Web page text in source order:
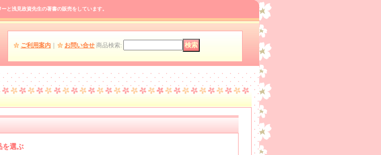
と浅見政資先生の著書の販売をしています。
ご利用案内 お問い合せ 商品検索:
を選ぶ